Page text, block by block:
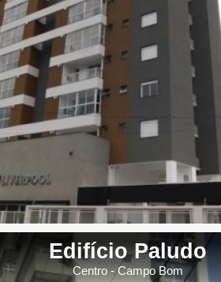
Edifício Paludo
Centro - Campo Bom